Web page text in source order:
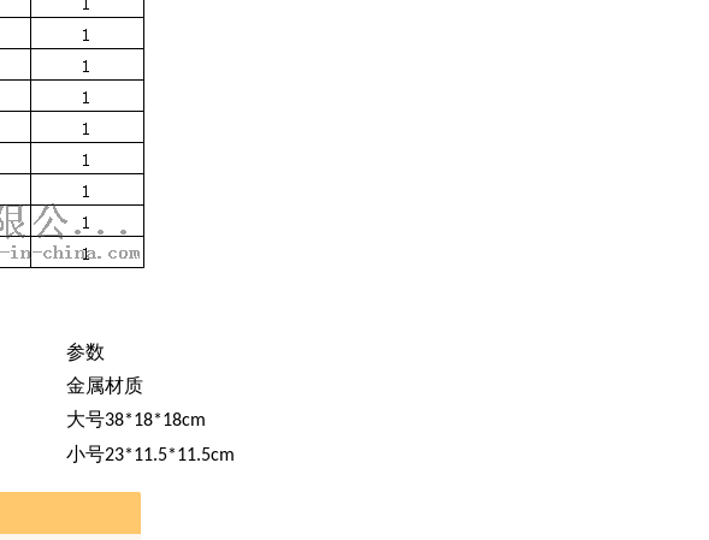
参数
金属材质
大号38*18*18cm
小号23*11.5*11.5cm